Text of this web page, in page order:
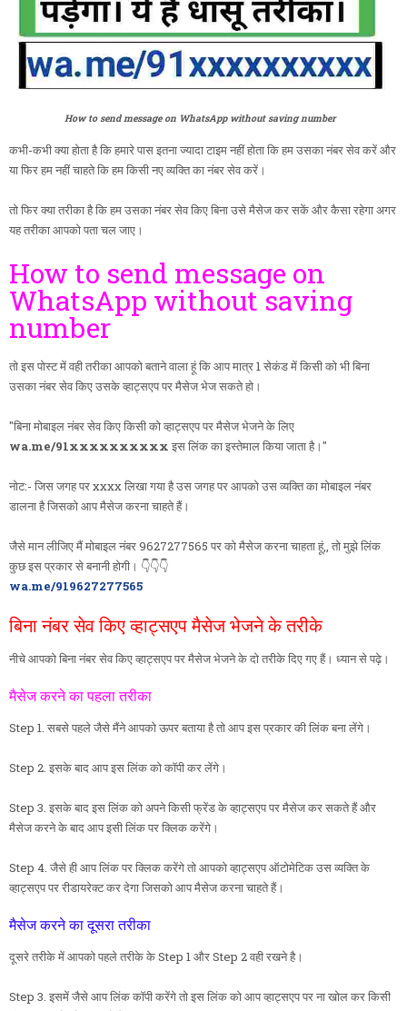
How to send message on WhatsApp without saving number
कभी-कभी क्या होता है कि हमारे पास इतना ज्यादा टाइम नहीं होता कि हम उसका नंबर सेव करें और
या फिर हम नहीं चाहते कि हम किसी नए व्यक्ति का नंबर सेव करें।
तो फिर क्या तरीका है कि हम उसका नंबर सेव किए बिना उसे मैसेज कर सकें और कैसा रहेगा अगर
यह तरीका आपको पता चल जाए।
How to send message on
WhatsApp without saving
number
तो इस पोस्ट में वही तरीका आपको बताने वाला हूं कि आप मात्र 1 सेकंड में किसी को भी बिना
उसका नंबर सेव किए उसके व्हाट्सएप पर मैसेज भेज सकते हो।
"बिना मोबाइल नंबर सेव किए किसी को व्हाट्सएप पर मैसेज भेजने के लिए
wa.me/91xxxxxxxxxx इस लिंक का इस्तेमाल किया जाता है।"
नोट:- जिस जगह पर xxxx लिखा गया है उस जगह पर आपको उस व्यक्ति का मोबाइल नंबर
डालना है जिसको आप मैसेज करना चाहते हैं।
जैसे मान लीजिए मैं मोबाइल नंबर 9627277565 पर को मैसेज करना चाहता हूं,, तो मुझे लिंक
कुछ इस प्रकार से बनानी होगी। 👇👇👇
wa.me/919627277565
बिना नंबर सेव किए व्हाट्सएप मैसेज भेजने के तरीके
नीचे आपको बिना नंबर सेव किए व्हाट्सएप पर मैसेज भेजने के दो तरीके दिए गए हैं। ध्यान से पढ़े।
मैसेज करने का पहला तरीका
Step 1. सबसे पहले जैसे मैंने आपको ऊपर बताया है तो आप इस प्रकार की लिंक बना लेंगे।
Step 2. इसके बाद आप इस लिंक को कॉपी कर लेंगे।
Step 3. इसके बाद इस लिंक को अपने किसी फ्रेंड के व्हाट्सएप पर मैसेज कर सकते हैं और
मैसेज करने के बाद आप इसी लिंक पर क्लिक करेंगे।
Step 4. जैसे ही आप लिंक पर क्लिक करेंगे तो आपको व्हाट्सएप ऑटोमेटिक उस व्यक्ति के
व्हाट्सएप पर रीडायरेक्ट कर देगा जिसको आप मैसेज करना चाहते हैं।
मैसेज करने का दूसरा तरीका
दूसरे तरीके में आपको पहले तरीके के Step 1 और Step 2 वही रखने है।
Step 3. इसमें जैसे आप लिंक कॉपी करेंगे तो इस लिंक को आप व्हाट्सएप पर ना खोल कर किसी